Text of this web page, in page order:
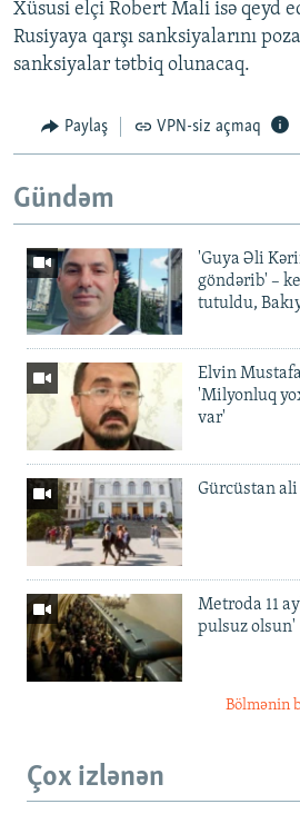
Xüsusi elçi Robert Mali isə qeyd
Rusiyaya qarşı sanksiyalarını
sanksiyalar tətbiq olunacaq.
Paylaş VPN-siz açmaq
Gündəm
'Guya Əli
göndərib' –
tutuldu,
Elvin
'Milyonluq
var'
Gürcüstan
Metroda 11
pulsuz olsun'
Bölmənin
Çox izlənən